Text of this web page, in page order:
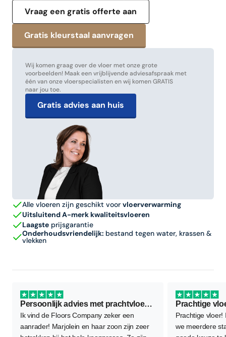
Vraag een gratis offerte aan
Wij komen graag over de vloer met onze grote
voorbeelden! Maak een vrijblijvende adviesafspraak met
één van onze vloerspecialisten en wij komen GRATIS
naar jou toe.
Gratis advies aan huis
Alle vloeren zijn geschikt voor vloerverwarming
Uitsluitend A-merk kwaliteitsvloeren
Laagste prijsgarantie
Onderhoudsvriendelijk: bestand tegen water, krassen &
vlekken
Persoonlijk advies met prachtvloer als resultaat
Ik vind de Floors Company zeker een
aanrader! Marjolein en haar zoon zijn zeer
Prachtige
Prachtige vloer!
we meerdere